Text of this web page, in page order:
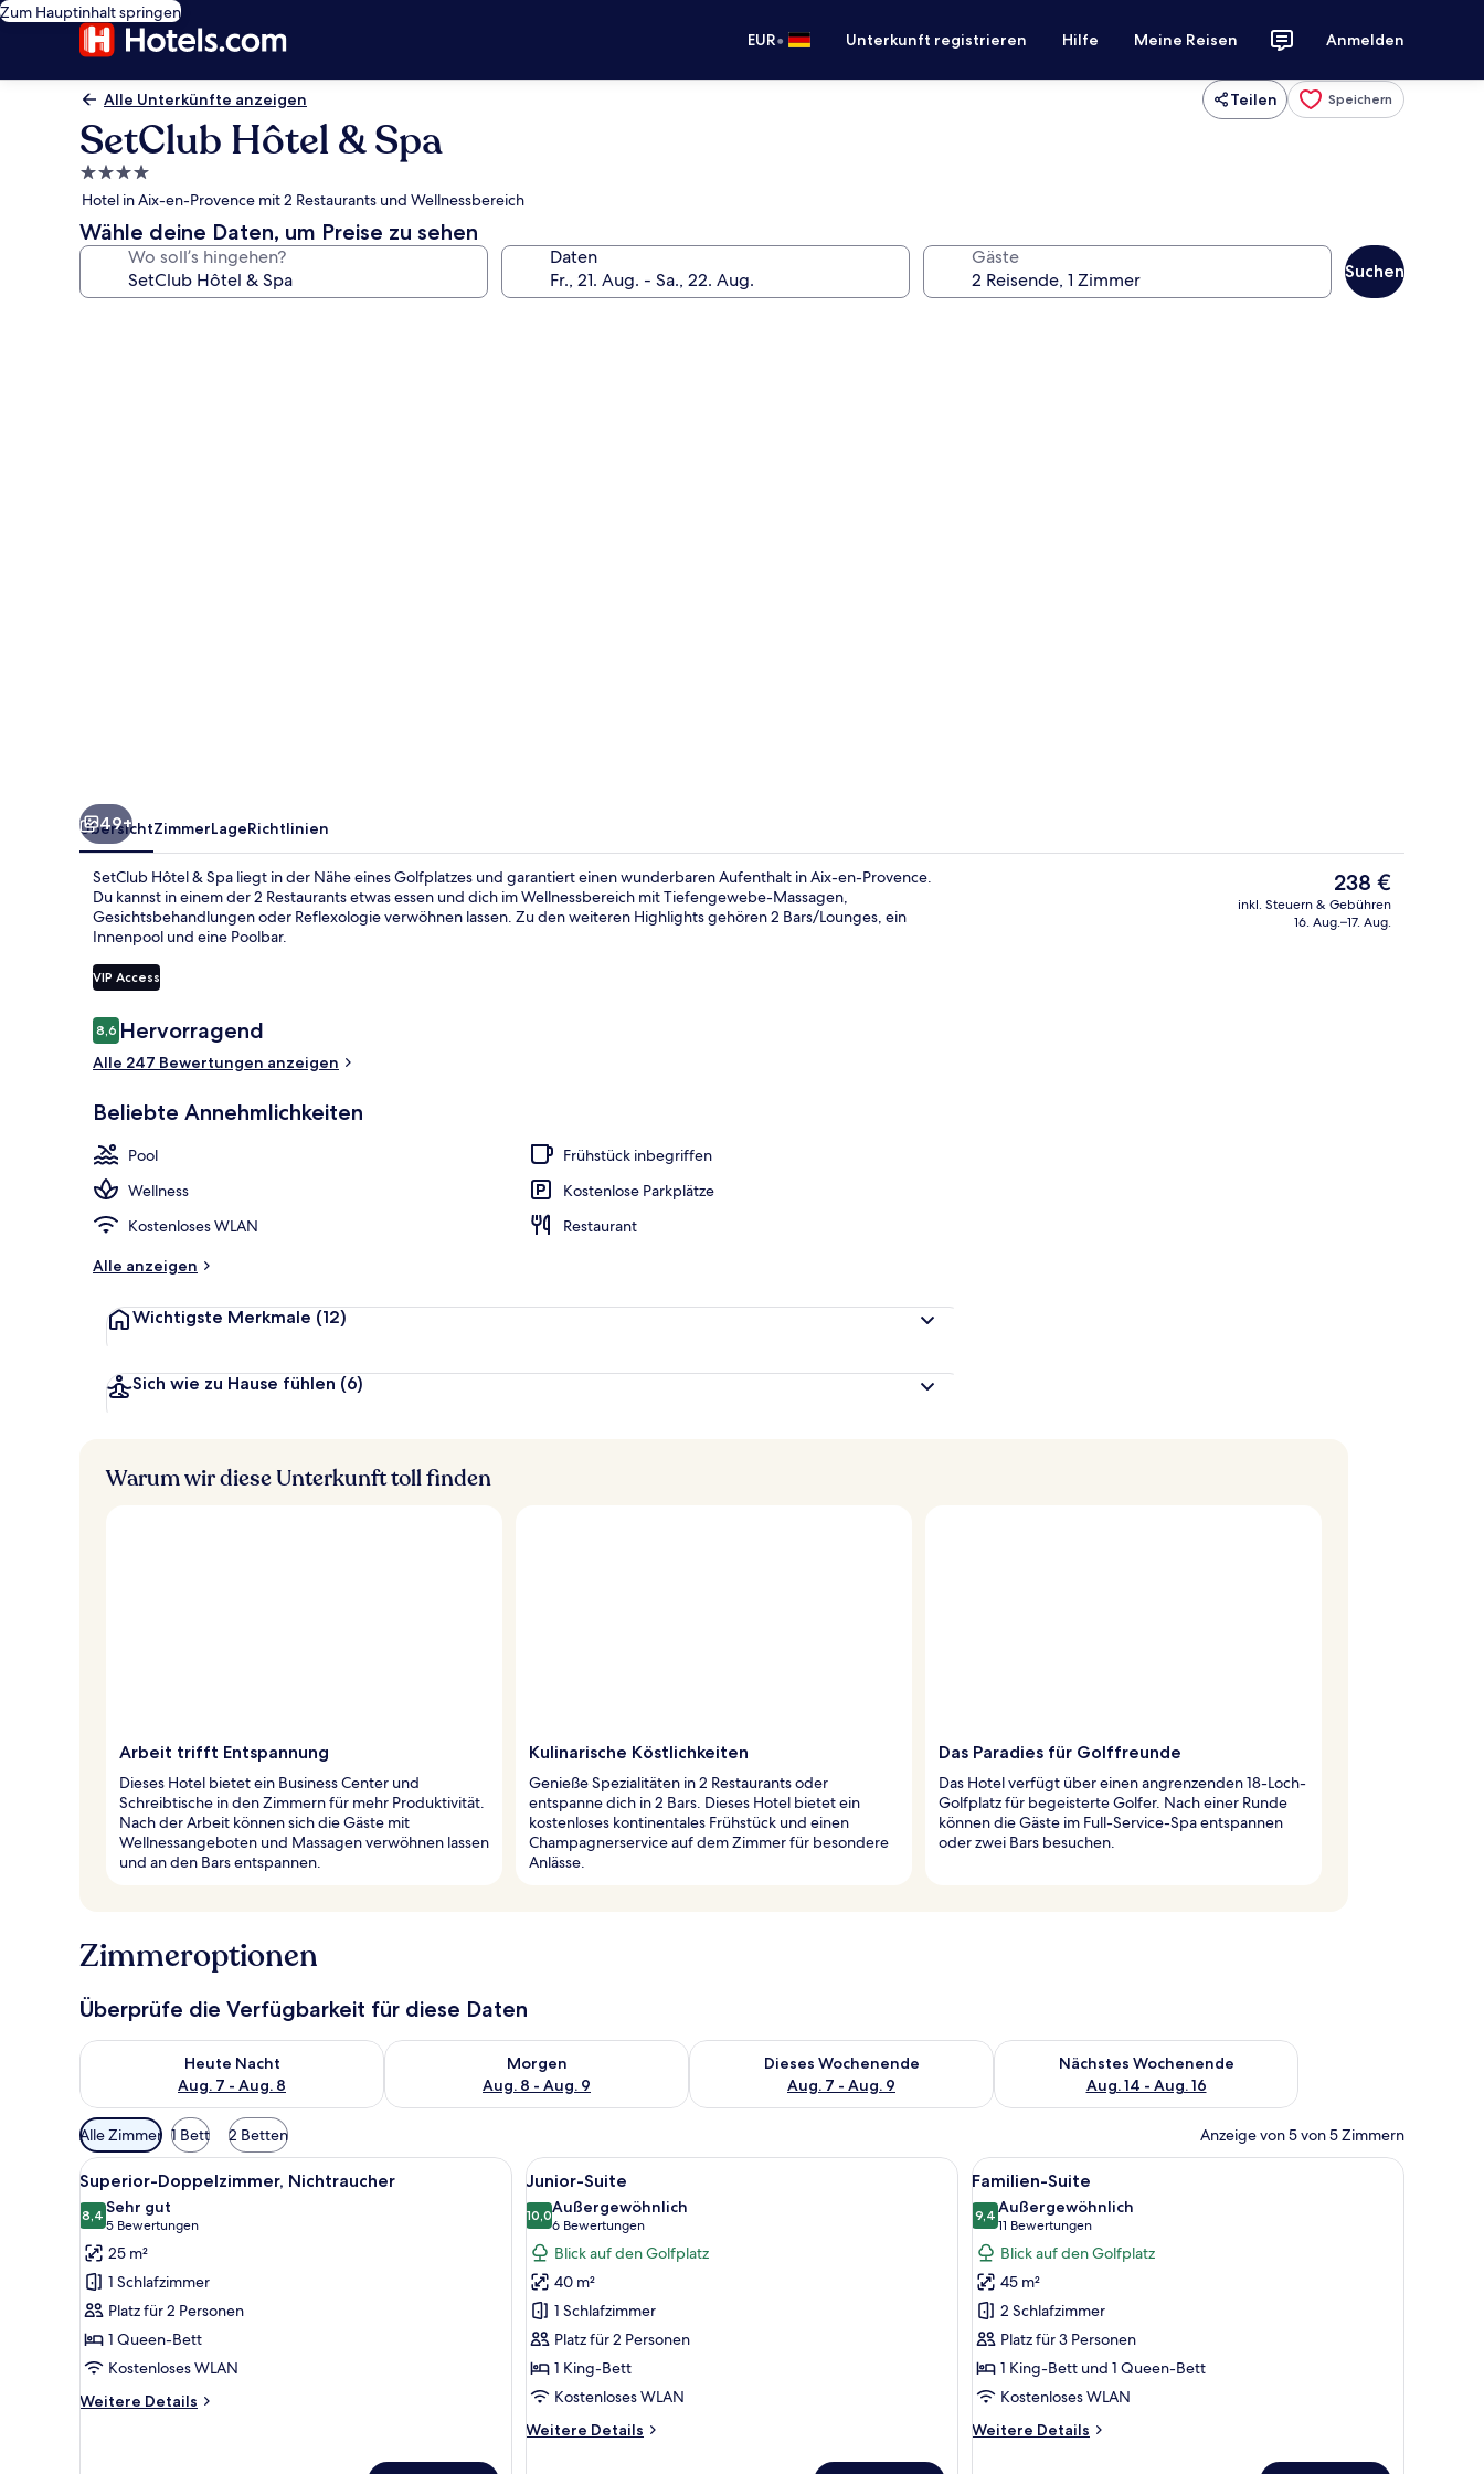
Zum Hauptinhalt springen
EUR• Unterkunft registrieren Hilfe Meine Reisen Anmelden
Alle Unterkünfte anzeigen Teilen Speichern
SetClub Hôtel & Spa
4.0-
Sterne-
Unterkunft
Hotel in Aix-en-Provence mit 2 Restaurants und Wellnessbereich
Wähle deine Daten, um Preise zu sehen
Wo soll’s hingehen? Daten Gäste
Suchen
49+
ÜbersichtZimmerLageRichtlinien
SetClub Hôtel & Spa liegt in der Nähe eines Golfplatzes und garantiert einen wunderbaren Aufenthalt in Aix-en-Provence.
Du kannst in einem der 2 Restaurants etwas essen und dich im Wellnessbereich mit Tiefengewebe-Massagen,
Gesichtsbehandlungen oder Reflexologie verwöhnen lassen. Zu den weiteren Highlights gehören 2 Bars/Lounges, ein
Innenpool und eine Poolbar.
VIP Access
Bewertungen
8,68,6 von 10.
Hervorragend
Alle 247 Bewertungen anzeigen
Beliebte Annehmlichkeiten
Pool
Frühstück inbegriffen
Wellness
Kostenlose Parkplätze
Kostenloses WLAN
Restaurant
Alle anzeigen
Wichtigste Merkmale (12)
Sich wie zu Hause fühlen (6)
Der
aktuelle
Preis
238 €
inkl. Steuern & Gebühren
16. Aug.–17. Aug.
Warum wir diese Unterkunft toll finden
Arbeit trifft Entspannung
Dieses Hotel bietet ein Business Center und
Schreibtische in den Zimmern für mehr Produktivität.
Nach der Arbeit können sich die Gäste mit
Wellnessangeboten und Massagen verwöhnen lassen
und an den Bars entspannen.
Kulinarische Köstlichkeiten
Genieße Spezialitäten in 2 Restaurants oder
entspanne dich in 2 Bars. Dieses Hotel bietet ein
kostenloses kontinentales Frühstück und einen
Champagnerservice auf dem Zimmer für besondere
Anlässe.
Das Paradies für Golffreunde
Das Hotel verfügt über einen angrenzenden 18-Loch-
Golfplatz für begeisterte Golfer. Nach einer Runde
können die Gäste im Full-Service-Spa entspannen
oder zwei Bars besuchen.
Zimmeroptionen
Überprüfe die Verfügbarkeit für diese Daten
Heute Nacht
Aug. 7 - Aug. 8
Überprüfe die Verfügbarkeit für heute Nacht, Aug. 7 - Aug. 8.
Morgen
Aug. 8 - Aug. 9
Überprüfe die Verfügbarkeit für morgen, Aug. 8 - Aug. 9.
Dieses Wochenende
Aug. 7 - Aug. 9
Überprüfe die Verfügbarkeit für dieses Wochenende, Aug. 7 - Aug. 9.
Nächstes Wochenende
Aug. 14 - Aug. 16
Überprüfe die Verfügbarkeit für nächstes Wochenende, Aug.
Verfügbare
Filter
für
Zimmer
Alle Zimmer 1 Bett 2 Betten Anzeige von 5 von 5 Zimmern
Alle
Fotos
für
Superior-
Doppelzimmer,
Nichtraucher
anzeigen
Superior-Doppelzimmer, Nichtraucher | Schreibtisch, Verdunkelungsvorhänge, schallisolierte Zimmer, Babybetten
4
Superior-Doppelzimmer, Nichtraucher
8,48,4 von 10
Sehr gut
5 Bewertungen
(5
Bewertungen)
25 m²
1 Schlafzimmer
Platz für 2 Personen
1 Queen-Bett
Kostenloses WLAN
Weitere Details
Weitere
Alle
Fotos
für
Junior-
Suite
anzeigen
Junior-Suite | Schreibtisch, Verdunkelungsvorhänge, schallisolierte Zimmer, Babybetten
4
Junior-Suite
10,010,0 von 10
Außergewöhnlich
6 Bewertungen
(6
Bewertungen)
Blick auf den Golfplatz
40 m²
1 Schlafzimmer
Platz für 2 Personen
1 King-Bett
Kostenloses WLAN
Weitere Details
Weitere
Alle
Fotos
für
Familien-
Suite
anzeigen
Familien-Suite | Schreibtisch,
5
Familien-Suite
9,49,4 von 10
Außergewöhnlich
11 Bewertungen
(11
Bewertungen)
Blick auf den Golfplatz
45 m²
2 Schlafzimmer
Platz für 3 Personen
1 King-Bett und 1 Queen-Bett
Kostenloses WLAN
Weitere Details
Weitere